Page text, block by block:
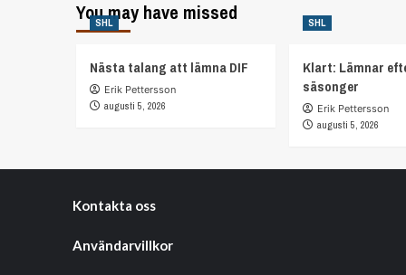
till
disciplinnämnden
slagsmål
Lennström
och
You may have missed
SHL
Nästa talang att lämna DIF
Erik Pettersson
augusti 5, 2026
SHL
Klart: Lämnar
säsonger
Erik Pettersson
augusti 5, 2026
Kontakta oss
Användarvillkor